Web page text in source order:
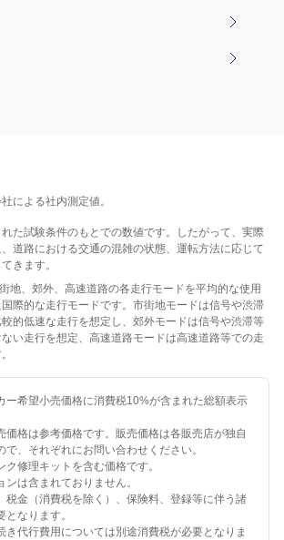
による社内測定値。
た試験条件のもとでの数値です。したがって、実際
道路における交通の混雑の状態、運転方法に応じて
きます。
地、郊外、高速道路の各走行モードを平均的な使用
際的な走行モードです。市街地モードは信号や渋滞
的低速な走行を想定し、郊外モードは信号や渋滞等
い走行を想定、高速道路モードは高速道路等での走
ー希望小売価格に消費税10%が含まれた総額表示
価格は参考価格です。販売価格は各販売店が独自
で、それぞれにお問い合わせください。
ク修理キットを含む価格です。
ンは含まれておりません。
税金（消費税を除く）、保険料、登録等に伴う諸
なります。
き代行費用については別途消費税が必要となりま